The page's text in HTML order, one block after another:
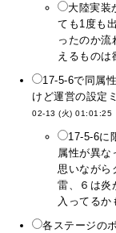
大陸実装
ても1度も
ったのか流
えるものは
17-5-6で同属
けど運営の設定
02-13 (火) 01:01:25
17-5-6に
属性が異な
思いながら
雷、６は炎
入ってる
各ステージの